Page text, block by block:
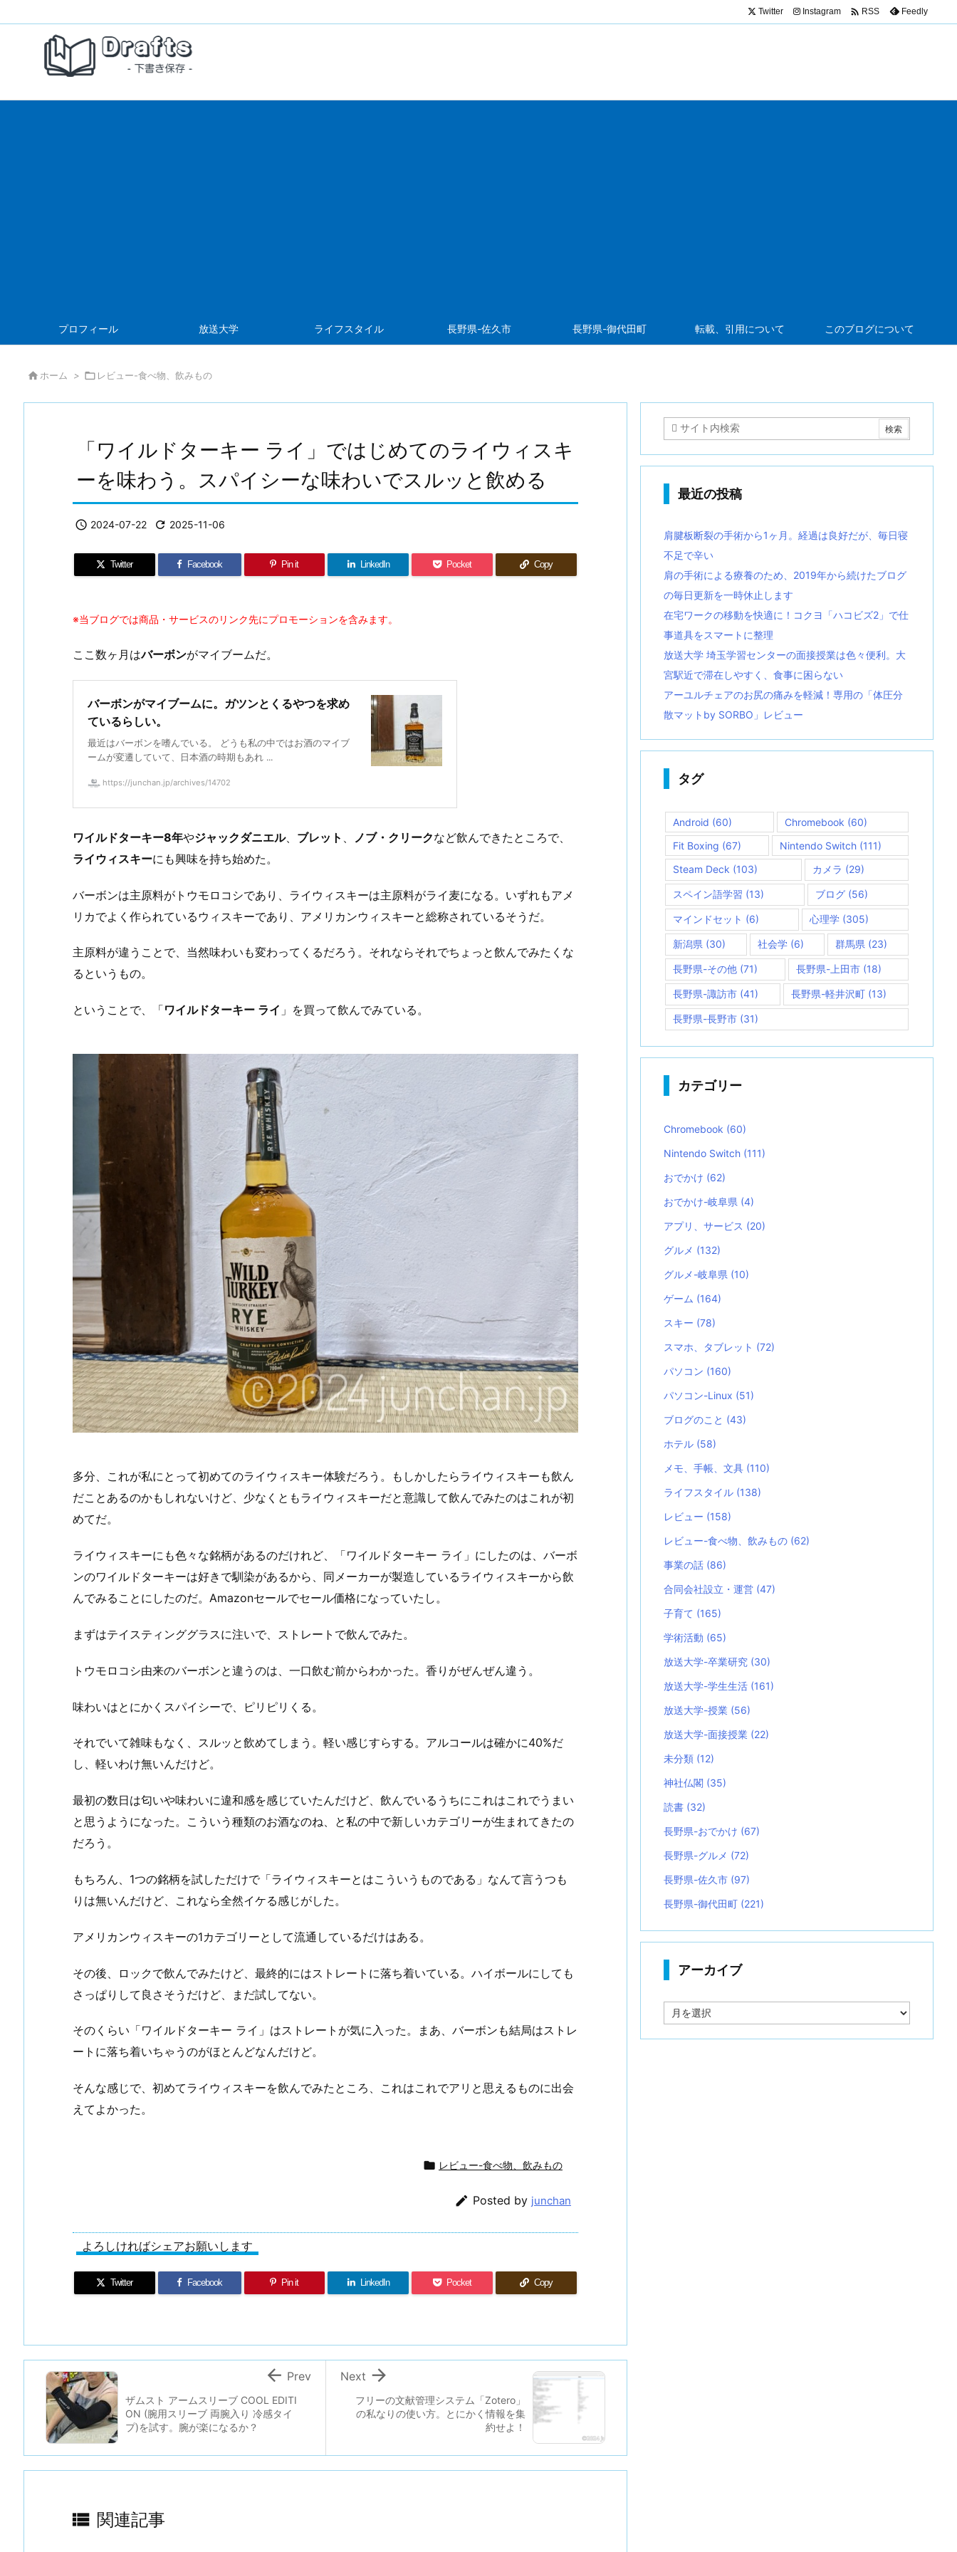
プロフィール 放送大学 ライフスタイル 長野県-佐久市 長野県-御代田町 転載、引用について このブログについて
Twitter Instagram  RSS Feedly
 ホーム >  レビュー-食べ物、飲みもの
「ワイルドターキー ライ」ではじめてのライウィスキ
ーを味わう。スパイシーな味わいでスルッと飲める
 2024-07-22  2025-11-06
Twitter Facebook Pin it LinkedIn Pocket Copy
※当ブログでは商品・サービスのリンク先にプロモーションを含みます。
ここ数ヶ月はバーボンがマイブームだ。
バーボンがマイブームに。ガツンとくるやつを求め
ているらしい。
最近はバーボンを嗜んでいる。 どうも私の中ではお酒のマイブ
ームが変遷していて、日本酒の時期もあれ ...
https://junchan.jp/archives/14702
ワイルドターキー8年やジャックダニエル、 ブレット ノブ・クリークなど飲んできたところで、
ライウィスキーにも興味を持ち始めた。
バーボンは主原料がトウモロコシであり、ライウィスキーは主原料がライ麦になる。いずれもアメ
リカでよく作られているウィスキーであり、アメリカンウィスキーと総称されているそうだ。
主原料が違うことで、当然味わいも変わってくるだろう。それならそれでちょっと飲んでみたくな
るというもの。
ということで、「ワイルドターキー ライ 」を買って飲んでみている。
多分、これが私にとって初めてのライウィスキー体験だろう。もしかしたらライウィスキーも飲ん
だことあるのかもしれないけど、少なくともライウィスキーだと意識して飲んでみたのはこれが初
めてだ。
ライウィスキーにも色々な銘柄があるのだけれど、「ワイルドターキー ライ」にしたのは、バーボ
ンのワイルドターキーは好きで馴染があるから、同メーカーが製造しているライウィスキーから飲
んでみることにしたのだ。Amazonセールでセール価格になっていたし。
まずはテイスティンググラスに注いで、ストレートで飲んでみた。
トウモロコシ由来のバーボンと違うのは、一口飲む前からわかった。香りがぜんぜん違う。
味わいはとにかくスパイシーで、ピリピリくる。
それでいて雑味もなく、スルッと飲めてしまう。軽い感じすらする。アルコールは確かに40%だ
し、軽いわけ無いんだけど。
最初の数日は匂いや味わいに違和感を感じていたんだけど、飲んでいるうちにこれはこれでうまい
と思うようになった。こういう種類のお酒なのね、と私の中で新しいカテゴリーが生まれてきたの
だろう。
もちろん、1つの銘柄を試しただけで「ライウィスキーとはこういうものである」なんて言うつも
りは無いんだけど、これなら全然イケる感じがした。
アメリカンウィスキーの1カテゴリーとして流通しているだけはある。
その後、ロックで飲んでみたけど、最終的にはストレートに落ち着いている。ハイボールにしても
さっぱりして良さそうだけど、まだ試してない。
そのくらい「ワイルドターキー ライ」はストレートが気に入った。まあ、バーボンも結局はストレ
ートに落ち着いちゃうのがほとんどなんだけど。
そんな感じで、初めてライウィスキーを飲んでみたところ、これはこれでアリと思えるものに出会
えてよかった。
 レビュー-食べ物、飲みもの
 Posted by junchan
よろしければシェアお願いします
Twitter Facebook Pin it LinkedIn Pocket Copy
フリーの文献管理システム「Zotero」
の私なりの使い方。とにかく情報を集
約せよ！

Next
ザムスト アームスリーブ COOL EDITI
ON (腕用スリーブ 両腕入り 冷感タイ
プ)を試す。腕が楽になるか？
 Prev
 関連記事
最近の投稿
肩腱板断裂の手術から1ヶ月。経過は良好だが、毎日寝
不足で辛い
肩の手術による療養のため、2019年から続けたブログ
の毎日更新を一時休止します
在宅ワークの移動を快適に！コクヨ「ハコビズ2」で仕
事道具をスマートに整理
放送大学 埼玉学習センターの面接授業は色々便利。大
宮駅近で滞在しやすく、食事に困らない
アーユルチェアのお尻の痛みを軽減！専用の「体圧分
散マットby SORBO」レビュー
タグ
Android (60) Chromebook (60)
Fit Boxing (67) Nintendo Switch(111)
Steam Deck (103) カメラ (29)
スペイン語学習 (13) ブログ (56)
マインドセット (6) 心理学 (305)
新潟県 (30) 社会学(6) 群馬県 (23)
長野県-その他 (71) 長野県-上田市(18)
長野県-諏訪市 (41) 長野県-軽井沢町 (13)
長野県-長野市 (31)
カテゴリー
Chromebook (60)
Nintendo Switch (111)
おでかけ (62)
おでかけ-岐阜県 (4)
アプリ、サービス (20)
グルメ (132)
グルメ-岐阜県 (10)
ゲーム (164)
スキー (78)
スマホ、タブレット (72)
パソコン (160)
パソコン-Linux (51)
ブログのこと (43)
ホテル (58)
メモ、手帳、文具 (110)
ライフスタイル (138)
レビュー (158)
レビュー-食べ物、飲みもの (62)
事業の話 (86)
合同会社設立・運営 (47)
子育て (165)
学術活動 (65)
放送大学-卒業研究 (30)
放送大学-学生生活 (161)
放送大学-授業 (56)
放送大学-面接授業 (22)
未分類 (12)
神社仏閣 (35)
読書 (32)
長野県-おでかけ (67)
長野県-グルメ (72)
長野県-佐久市 (97)
長野県-御代田町 (221)
アーカイブ
ー